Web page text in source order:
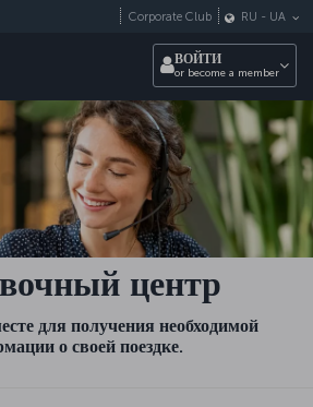
Corporate Club RU - UA
ВОЙТИ
or become a member
центр
для получения необходимой
о своей поездке.